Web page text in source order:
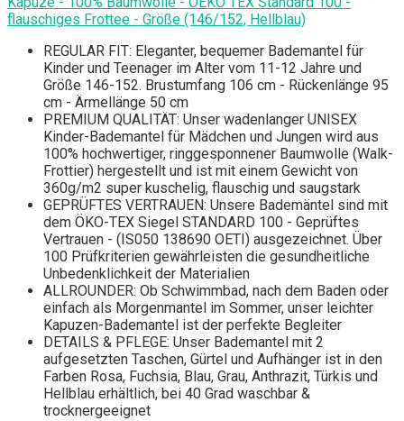
flauschiges Frottee - Größe (146/152, Hellblau)
REGULAR FIT: Eleganter, bequemer Bademantel für
Kinder und Teenager im Alter vom 11-12 Jahre und
Größe 146-152. Brustumfang 106 cm - Rückenlänge 95
cm - Ärmellänge 50 cm
PREMIUM QUALITÄT: Unser wadenlanger UNISEX
Kinder-Bademantel für Mädchen und Jungen wird aus
100% hochwertiger, ringgesponnener Baumwolle (Walk-
Frottier) hergestellt und ist mit einem Gewicht von
360g/m2 super kuschelig, flauschig und saugstark
GEPRÜFTES VERTRAUEN: Unsere Bademäntel sind mit
dem ÖKO-TEX Siegel STANDARD 100 - Geprüftes
Vertrauen - (IS050 138690 OETI) ausgezeichnet. Über
100 Prüfkriterien gewährleisten die gesundheitliche
Unbedenklichkeit der Materialien
ALLROUNDER: Ob Schwimmbad, nach dem Baden oder
einfach als Morgenmantel im Sommer, unser leichter
Kapuzen-Bademantel ist der perfekte Begleiter
DETAILS & PFLEGE: Unser Bademantel mit 2
aufgesetzten Taschen, Gürtel und Aufhänger ist in den
Farben Rosa, Fuchsia, Blau, Grau, Anthrazit, Türkis und
Hellblau erhältlich, bei 40 Grad waschbar &
trocknergeeignet